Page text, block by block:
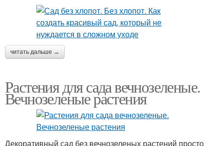
читать дальше →
Растения для сада вечнозеленые.
Вечнозеленые растения
Декоративный сад без вечнозеленых растений просто